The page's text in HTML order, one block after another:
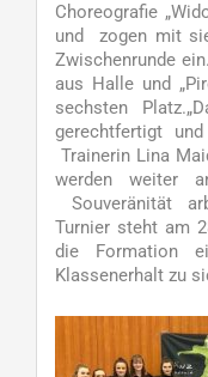
Choreografie
und zogen mit
Zwischenrunde
aus Halle und
sechsten
gerechtfertigt
Trainerin Lina
werden weiter
Souveränität
Turnier steht am
die Formation
Klassenerhalt zu